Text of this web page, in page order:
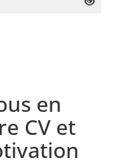
en
CV et